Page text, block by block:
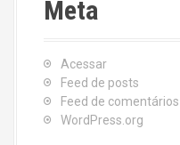
Meta
Acessar
Feed de posts
Feed de comentários
WordPress.org